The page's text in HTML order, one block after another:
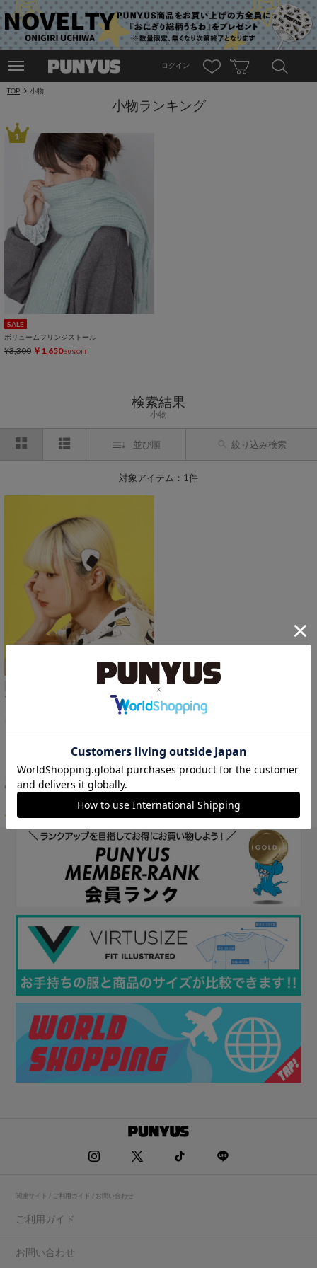
ログイン
TOP 小物
小物ランキング
1
SALE
ボリュームフリンジストール
¥3,300 ￥1,650 50%OFF
検索結果
小物
並び順 絞り込み検索
対象アイテム：1件
フードヘアクリップ
関連サイト / ご利用ガイド / お問い合わせ
ご利用ガイド
お問い合わせ